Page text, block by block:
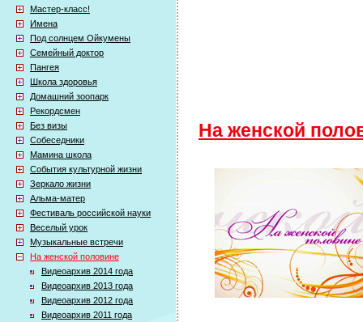
Мастер-класс!
Имена
Под солнцем Ойкумены
Семейный доктор
Пангея
Школа здоровья
Домашний зоопарк
Рекордсмен
Без визы
Собеседники
Мамина школа
События культурной жизни
Зеркало жизни
Альма-матер
Фестиваль российской науки
Веселый урок
Музыкальные встречи
На женской половине
Видеоархив 2014 года
Видеоархив 2013 года
Видеоархив 2012 года
Видеоархив 2011 года
На женской